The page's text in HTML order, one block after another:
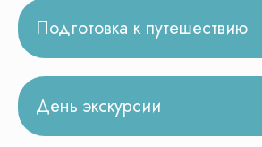
Подготовка к путешествию
День экскурсии